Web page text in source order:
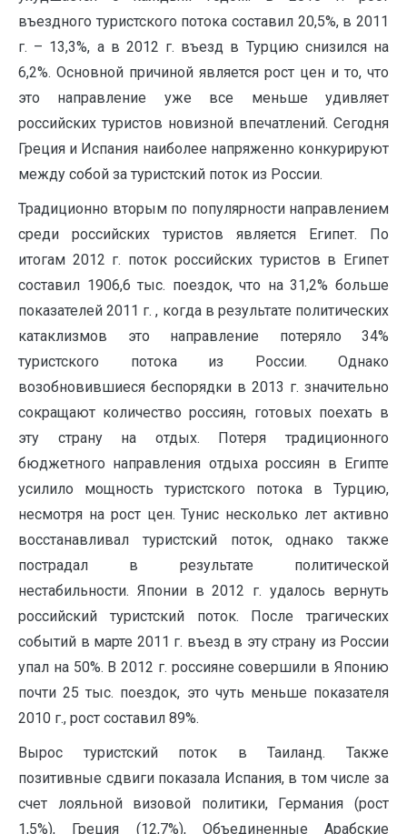
въездного туристского потока составил 20,5%, в 2011
г. – 13,3%, а в 2012 г. въезд в Турцию снизился на
6,2%. Основной причиной является рост цен и то, что
это направление уже все меньше удивляет
российских туристов новизной впечатлений. Сегодня
Греция и Испания наиболее напряженно конкурируют
между собой за туристский поток из России.
Традиционно вторым по популярности направлением
среди российских туристов является Египет. По
итогам 2012 г. поток российских туристов в Египет
составил 1906,6 тыс. поездок, что на 31,2% больше
показателей 2011 г. , когда в результате политических
катаклизмов это направление потеряло 34%
туристского потока из России. Однако
возобновившиеся беспорядки в 2013 г. значительно
сокращают количество россиян, готовых поехать в
эту страну на отдых. Потеря традиционного
бюджетного направления отдыха россиян в Египте
усилило мощность туристского потока в Турцию,
несмотря на рост цен. Тунис несколько лет активно
восстанавливал туристский поток, однако также
пострадал в результате политической
нестабильности. Японии в 2012 г. удалось вернуть
российский туристский поток. После трагических
событий в марте 2011 г. въезд в эту страну из России
упал на 50%. В 2012 г. россияне совершили в Японию
почти 25 тыс. поездок, это чуть меньше показателя
2010 г., рост составил 89%.
Вырос туристский поток в Таиланд. Также
позитивные сдвиги показала Испания, в том числе за
счет лояльной визовой политики, Германия (рост
1,5%), Греция (12,7%), Объединенные Арабские